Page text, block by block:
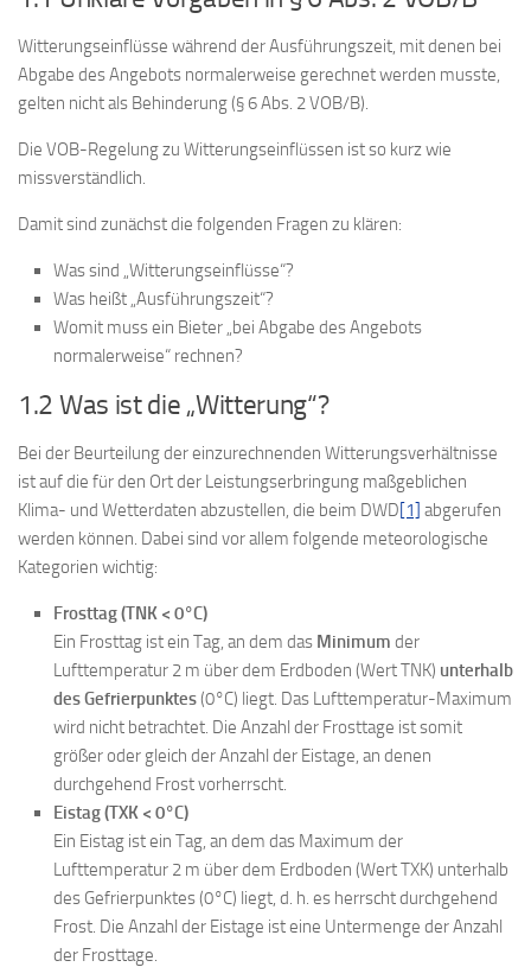
Witterungseinflüsse während der Ausführungszeit, mit denen bei
Abgabe des Angebots normalerweise gerechnet werden musste,
gelten nicht als Behinderung (§ 6 Abs. 2 VOB/B).
Die VOB-Regelung zu Witterungseinflüssen ist so kurz wie
missverständlich.
Damit sind zunächst die folgenden Fragen zu klären:
Was sind „Witterungseinflüsse“?
Was heißt „Ausführungszeit“?
Womit muss ein Bieter „bei Abgabe des Angebots
normalerweise“ rechnen?
1.2 Was ist die „Witterung“?
Bei der Beurteilung der einzurechnenden Witterungsverhältnisse
ist auf die für den Ort der Leistungserbringung maßgeblichen
Klima- und Wetterdaten abzustellen, die beim DWD[1] abgerufen
werden können. Dabei sind vor allem folgende meteorologische
Kategorien wichtig:
Frosttag (TNK < 0°C)
Ein Frosttag ist ein Tag, an dem das Minimum der
Lufttemperatur 2 m über dem Erdboden (Wert TNK) unterhalb
des Gefrierpunktes(0°C) liegt. Das Lufttemperatur-Maximum
wird nicht betrachtet. Die Anzahl der Frosttage ist somit
größer oder gleich der Anzahl der Eistage, an denen
durchgehend Frost vorherrscht.
Eistag (TXK < 0°C)
Ein Eistag ist ein Tag, an dem das Maximum der
Lufttemperatur 2 m über dem Erdboden (Wert TXK) unterhalb
des Gefrierpunktes (0°C) liegt, d. h. es herrscht durchgehend
Frost. Die Anzahl der Eistage ist eine Untermenge der Anzahl
der Frosttage.